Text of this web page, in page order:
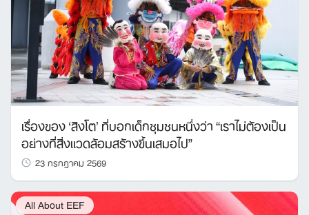
เรื่องของ ‘สิงโต’ ที่บอกเด็กชุมชนหนึ่งว่า “เราไม่ต้องเป็น
อย่างที่สิ่งแวดล้อมสร้างขึ้นเสมอไป”
23 กรกฎาคม 2569
All About EEF